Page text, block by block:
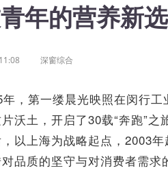
年的营养新
深窗综合
年，第一缕晨光映照在闵行
沃土，开启了30载“奔跑”
以上海为战略起点，2003
品质的坚守与对消费者需求